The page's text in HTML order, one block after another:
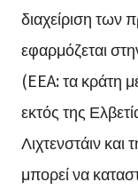
διαχείριση
εφαρμόζεται
(EEA: τα κράτη
εκτός της
Λιχτενστάιν
μπορεί να